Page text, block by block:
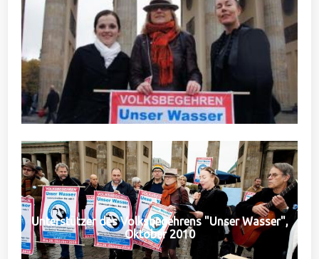
Unterstützer des Volksbegehrens "Unser Wasser",
Oktober 2010